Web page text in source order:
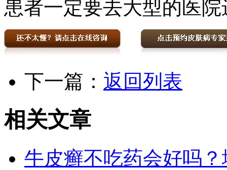
患者一定要去大型的医
下一篇： 返回列表
相关文章
牛皮癣不吃药会好吗